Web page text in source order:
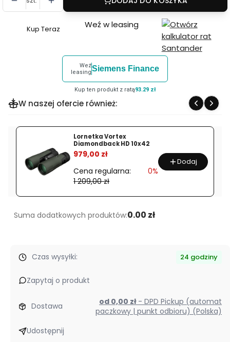
Szybki
body
Kup Teraz Weź w leasing
Weź
leasingSiemens Finance
Kup ten produkt z ratą93.29 zł
W naszej ofercie również:
Lornetka Vortex
Diamondback HD 10x42
979,00 zł
Cena regularna:
1 209,00 zł
0%
Dodaj
Suma dodatkowych produktów:0.00 zł
Czas wysyłki: 24 godziny
Zapytaj o produkt
Dostawa od 0,00 zł - DPD Pickup (automat
paczkowy | punkt odbioru) (Polska)
Udostępnij